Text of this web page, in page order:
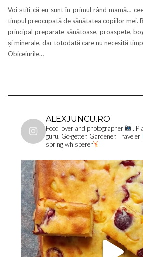
Voi știți că eu sunt în primul rând mamă…
timpul preocupată de sănătatea copiilor mei.
principal preparate sănătoase, proaspete,
și minerale, dar totodată care nu necesită
Obiceiurile…
ALEXJUNCU.RO
Food lover and photographer
.
guru. Go-getter. Gardener. Traveler
spring whisperer